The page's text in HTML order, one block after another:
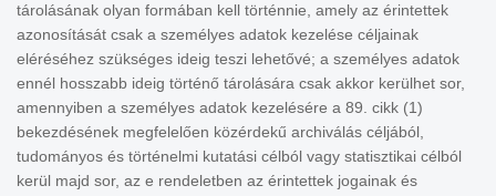
tárolásának olyan formában kell történnie, amely az érintettek
azonosítását csak a személyes adatok kezelése céljainak
eléréséhez szükséges ideig teszi lehetővé; a személyes adatok
ennél hosszabb ideig történő tárolására csak akkor kerülhet sor,
amennyiben a személyes adatok kezelésére a 89. cikk (1)
bekezdésének megfelelően közérdekű archiválás céljából,
tudományos és történelmi kutatási célból vagy statisztikai célból
kerül majd sor, az e rendeletben az érintettek jogainak és